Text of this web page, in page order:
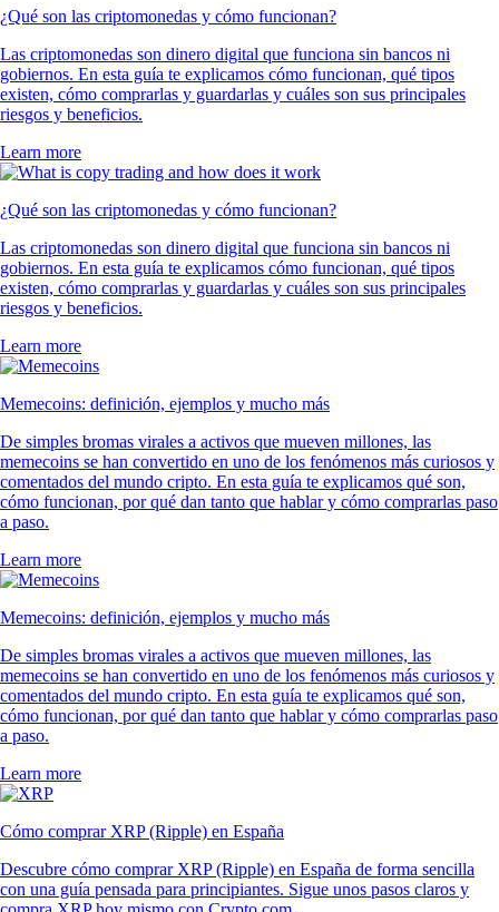
¿Qué son las criptomonedas y cómo funcionan?
Las criptomonedas son dinero digital que funciona sin bancos ni
gobiernos. En esta guía te explicamos cómo funcionan, qué tipos
existen, cómo comprarlas y guardarlas y cuáles son sus principales
riesgos y beneficios.
Learn more
¿Qué son las criptomonedas y cómo funcionan?
Las criptomonedas son dinero digital que funciona sin bancos ni
gobiernos. En esta guía te explicamos cómo funcionan, qué tipos
existen, cómo comprarlas y guardarlas y cuáles son sus principales
riesgos y beneficios.
Learn more
Memecoins: definición, ejemplos y mucho más
De simples bromas virales a activos que mueven millones, las
memecoins se han convertido en uno de los fenómenos más curiosos y
comentados del mundo cripto. En esta guía te explicamos qué son,
cómo funcionan, por qué dan tanto que hablar y cómo comprarlas paso
a paso.
Learn more
Memecoins: definición, ejemplos y mucho más
De simples bromas virales a activos que mueven millones, las
memecoins se han convertido en uno de los fenómenos más curiosos y
comentados del mundo cripto. En esta guía te explicamos qué son,
cómo funcionan, por qué dan tanto que hablar y cómo comprarlas paso
a paso.
Learn more
Cómo comprar XRP (Ripple) en España
Descubre cómo comprar XRP (Ripple) en España de forma sencilla
con una guía pensada para principiantes. Sigue unos pasos claros y